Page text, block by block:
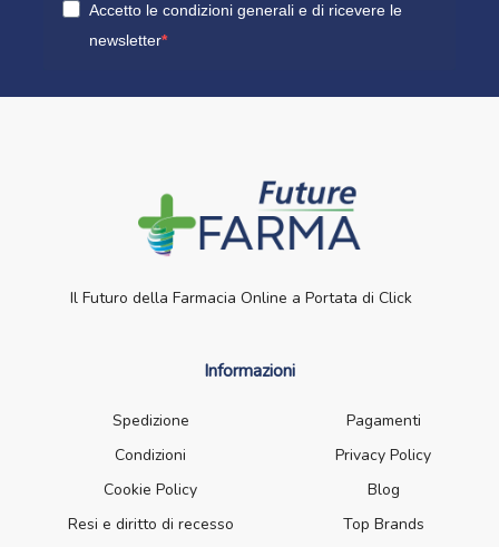
Accetto le condizioni generali e di ricevere le
newsletter
Il Futuro della Farmacia Online a Portata di Click
Informazioni
Spedizione
Pagamenti
Condizioni
Privacy Policy
Cookie Policy
Blog
Resi e diritto di recesso
Top Brands